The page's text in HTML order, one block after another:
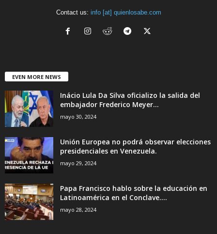
Contact us: info [at] quienlosabe.com
EVEN MORE NEWS
Inácio Lula Da Silva oficializo la salida del
embajador Frederico Meyer...
mayo 30, 2024
Unión Europea no podrá observar elecciones
presidenciales en Venezuela.
mayo 29, 2024
Papa Francisco hablo sobre la educación en
Latinoamérica en el Conclave....
mayo 28, 2024